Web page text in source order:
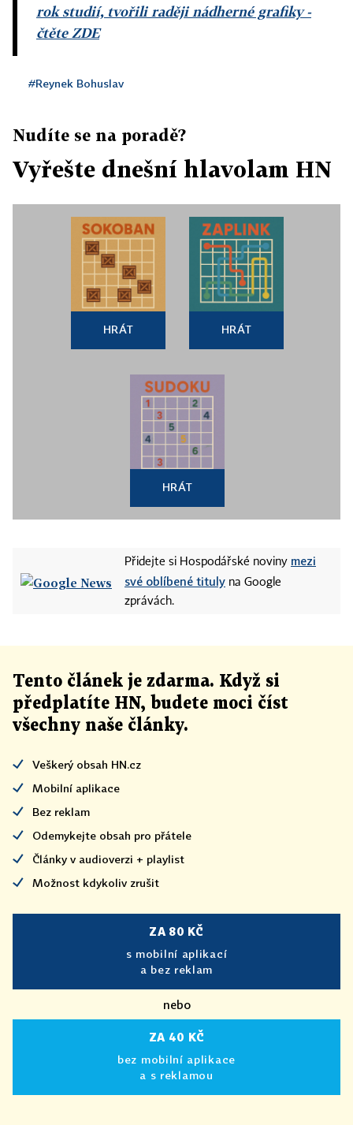
rok studií, tvořili raději nádherné grafiky-
čtěte ZDE
#Reynek Bohuslav
Nudíte se na poradě?
Vyřešte dnešní hlavolam HN
HRÁT HRÁT
HRÁT
Přidejte si Hospodářské noviny mezi
své oblíbené tituly na Google
zprávách.
Tento článek je zdarma. Když si
předplatíte HN, budete moci číst
všechny naše články.
Veškerý obsah HN.cz
Mobilní aplikace
Bez reklam
Odemykejte obsah pro přátele
Články v audioverzi + playlist
Možnost kdykoliv zrušit
ZA 80 KČ
s mobilní aplikací
a bez reklam
nebo
ZA 40 KČ
bez mobilní aplikace
a s reklamou